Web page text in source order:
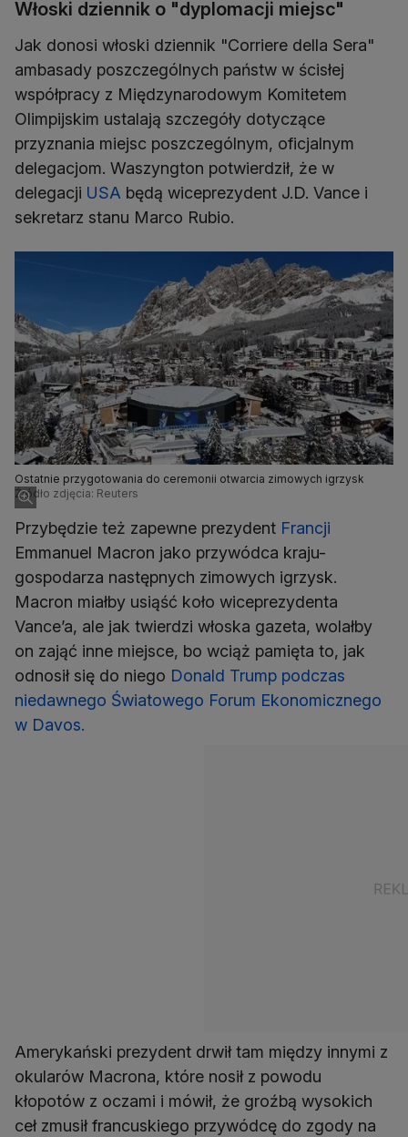
Włoski dziennik o "dyplomacji miejsc"
Jak donosi włoski dziennik "Corriere della Sera"
ambasady poszczególnych państw w ścisłej
współpracy z Międzynarodowym Komitetem
Olimpijskim ustalają szczegóły dotyczące
przyznania miejsc poszczególnym, oficjalnym
delegacjom. Waszyngton potwierdził, że w
delegacji USA będą wiceprezydent J.D. Vance i
sekretarz stanu Marco Rubio.
Ostatnie przygotowania do ceremonii otwarcia zimowych igrzysk
Źródło zdjęcia: Reuters
Przybędzie też zapewne prezydent Francji
Emmanuel Macron jako przywódca kraju-
gospodarza następnych zimowych igrzysk.
Macron miałby usiąść koło wiceprezydenta
Vance’a, ale jak twierdzi włoska gazeta, wolałby
on zająć inne miejsce, bo wciąż pamięta to, jak
odnosił się do niego Donald Trump podczas
niedawnego Światowego Forum Ekonomicznego
w Davos.
Amerykański prezydent drwił tam między innymi z
okularów Macrona, które nosił z powodu
kłopotów z oczami i mówił, że groźbą wysokich
ceł zmusił francuskiego przywódcę do zgody na